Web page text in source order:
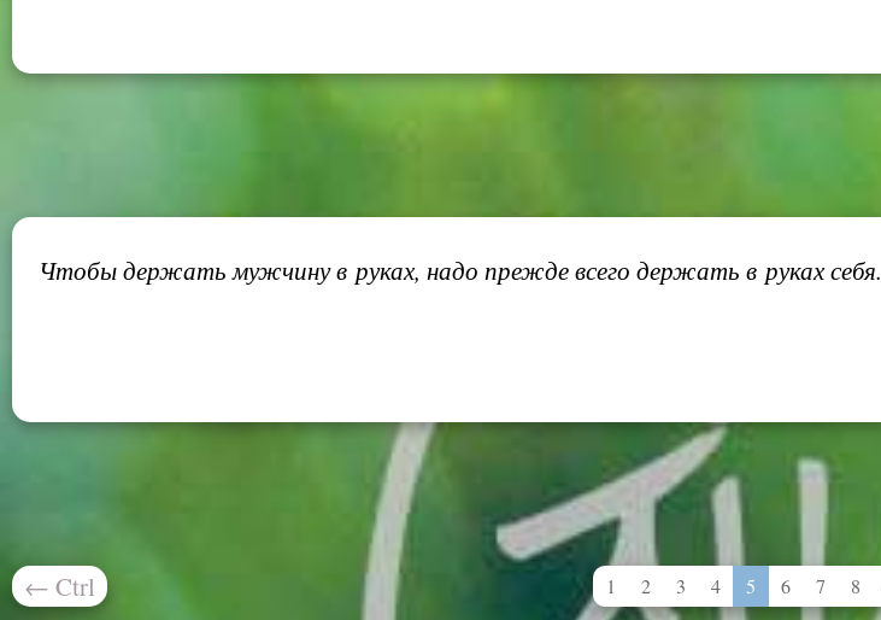
Чтобы держать мужчину в руках, надо прежде всего держать в руках себя.
← Ctrl 1 2 3 4 5 6 7 8